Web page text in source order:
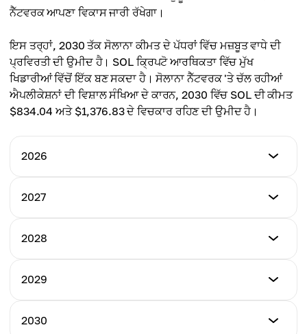
ਔਸਤ ਕੀਮਤ
ਨੈੱਟਵਰਕ ਆਪਣਾ ਵਿਕਾਸ ਜਾਰੀ ਰੱਖੇਗਾ।
ਇਸ ਤਰ੍ਹਾਂ, 2030 ਤੱਕ ਸੋਲਾਨਾ ਕੀਮਤ ਦੇ ਪੱਧਰਾਂ ਵਿੱਚ ਮਜ਼ਬੂਤ ਵਾਧੇ ਦੀ
ਪ੍ਰਵਿਰਤੀ ਦੀ ਉਮੀਦ ਹੈ। SOL ਕ੍ਰਿਪਟੋ ਆਰਥਿਕਤਾ ਵਿੱਚ ਮੁੱਖ
ਖਿਡਾਰੀਆਂ ਵਿੱਚੋਂ ਇੱਕ ਬਣ ਸਕਦਾ ਹੈ। ਸੋਲਾਨਾ ਨੈੱਟਵਰਕ 'ਤੇ ਚੱਲ ਰਹੀਆਂ
ਐਪਲੀਕੇਸ਼ਨਾਂ ਦੀ ਵਿਸ਼ਾਲ ਸੰਖਿਆ ਦੇ ਕਾਰਨ, 2030 ਵਿੱਚ SOL ਦੀ ਕੀਮਤ
$834.04 ਅਤੇ $1,376.83 ਦੇ ਵਿਚਕਾਰ ਰਹਿਣ ਦੀ ਉਮੀਦ ਹੈ।
2026
ਘੱਟੋ-ਘੱਟ ਕੀਮਤ
ਵੱਧ ਤੋਂ ਵੱਧ ਕੀਮਤ
2027
ਘੱਟੋ-ਘੱਟ ਕੀਮਤ
ਵੱਧ ਤੋਂ ਵੱਧ ਕੀਮਤ
2028
ਘੱਟੋ-ਘੱਟ ਕੀਮਤ
ਵੱਧ ਤੋਂ ਵੱਧ ਕੀਮਤ
2029
ਘੱਟੋ-ਘੱਟ ਕੀਮਤ
2030